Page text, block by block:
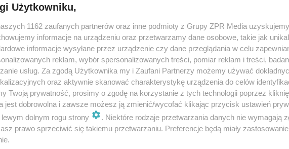
godz.10
Użytkowniku,
1162 zaufanych partnerów oraz inne podmioty z Grupy ZPR Media
informacje na urządzeniu oraz przetwarzamy dane osobowe, takie jak
informacje wysyłane przez urządzenie czy dane przeglądania w celu
reklam, wybór spersonalizowanych treści, pomiar reklam i treści,
usług. Za zgodą Użytkownika my i Zaufani Partnerzy możemy używać
oraz aktywnie skanować charakterystykę urządzenia do celów
Twoją prywatność, prosimy o zgodę na korzystanie z tych technologii poprzez
jest dobrowolna i zawsze możesz ją zmienić/wycofać klikając przycisk ustawień
dolnym rogu strony
. Niektóre rodzaje przetwarzania danych nie wymagają
prawo sprzeciwić się takiemu przetwarzaniu. Preferencje będą miały